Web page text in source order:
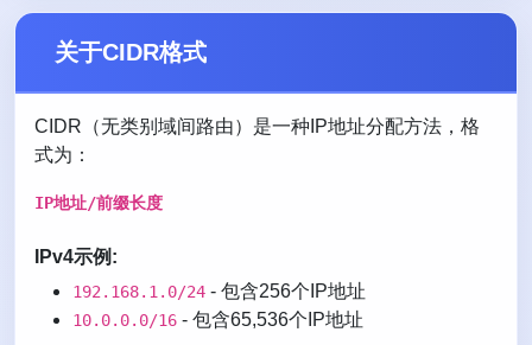
关于CIDR格式
CIDR（无类别域间路由）是一种IP地址分配方法，格
式为：
IP地址/前缀长度
IPv4示例:
192.168.1.0/24 - 包含256个IP地址
10.0.0.0/16 - 包含65,536个IP地址